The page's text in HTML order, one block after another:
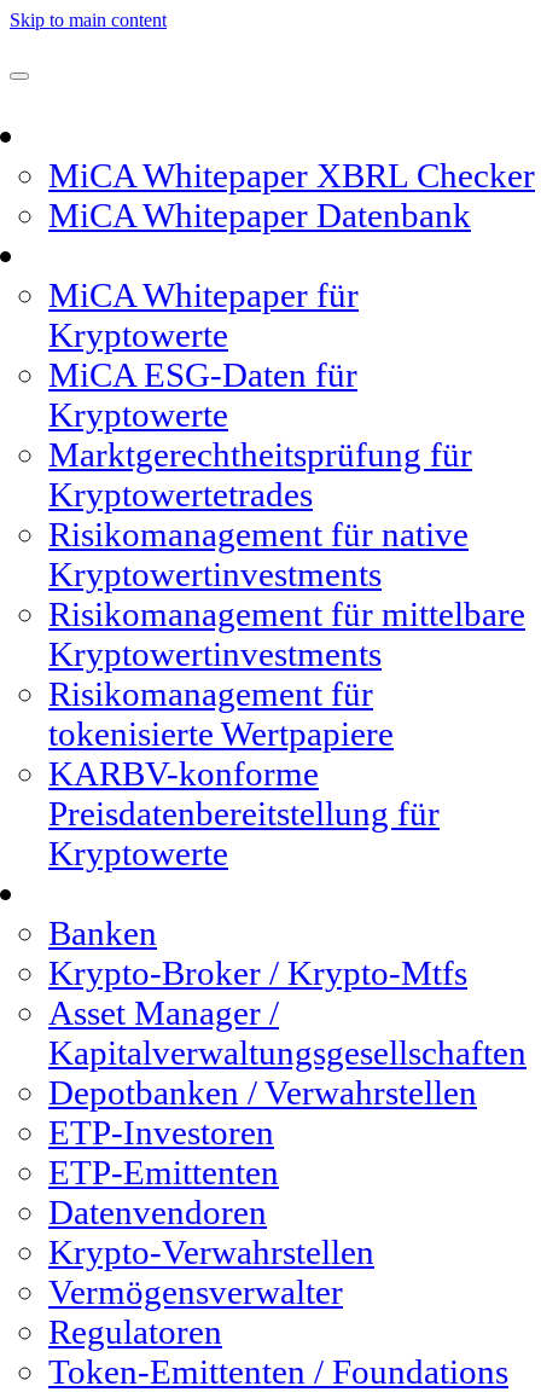
Skip to main content
MiCA Whitepaper XBRL Checker
MiCA Whitepaper Datenbank
MiCA Whitepaper für
Kryptowerte
MiCA ESG-Daten für
Kryptowerte
Marktgerechtheitsprüfung für
Kryptowertetrades
Risikomanagement für native
Kryptowertinvestments
Risikomanagement für mittelbare
Kryptowertinvestments
Risikomanagement für
tokenisierte Wertpapiere
KARBV-konforme
Preisdatenbereitstellung für
Kryptowerte
Banken
Krypto-Broker / Krypto-Mtfs
Asset Manager /
Kapitalverwaltungsgesellschaften
Depotbanken / Verwahrstellen
ETP-Investoren
ETP-Emittenten
Datenvendoren
Krypto-Verwahrstellen
Vermögensverwalter
Regulatoren
Token-Emittenten / Foundations